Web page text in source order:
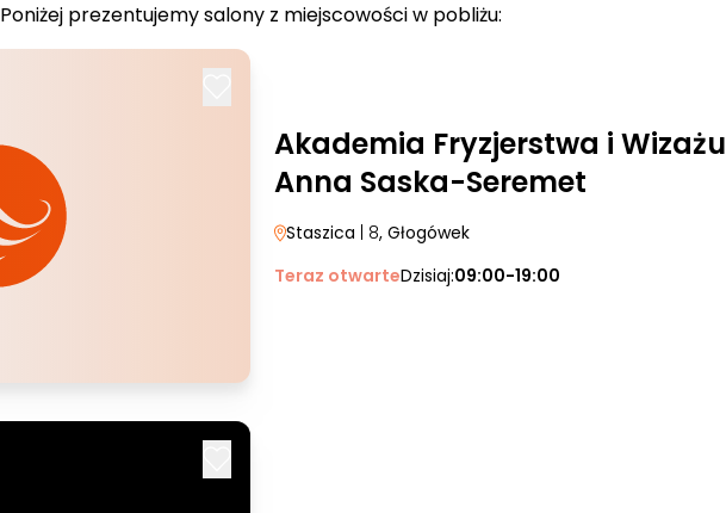
Poniżej prezentujemy salony z miejscowości w pobliżu:
Akademia Fryzjerstwa i Wizażu
Anna Saska-Seremet
Staszica | 8, Głogówek
Teraz otwarteDzisiaj:09:00-19:00